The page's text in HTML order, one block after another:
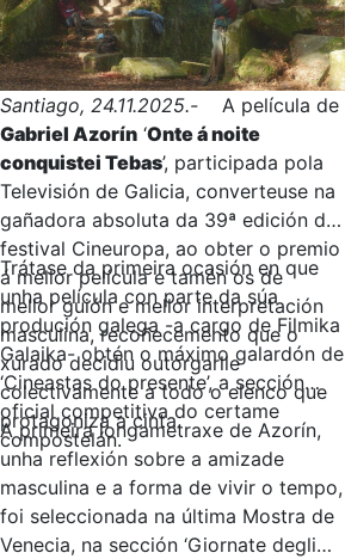
Santiago, 24.11.2025.- A película de
Gabriel Azorín ‘Onte á noite
conquistei Tebas’, participada pola
Televisión de Galicia, converteuse na
gañadora absoluta da 39ª edición do
festival Cineuropa, ao obter o premio
á mellor película e tamén os de
mellor guión e mellor interpretación
masculina, recoñecemento que o
xurado decidiu outorgarlle
colectivamente a todo o elenco que
protagoniza a cinta.
Trátase da primeira ocasión en que
unha película con parte da súa
produción galega -a cargo de Filmika
Galaika- obtén o máximo galardón de
‘Cineastas do presente’, a sección
oficial competitiva do certame
compostelán.
A primeira longametraxe de Azorín,
unha reflexión sobre a amizade
masculina e a forma de vivir o tempo,
foi seleccionada na última Mostra de
Venecia, na sección ‘Giornate degli